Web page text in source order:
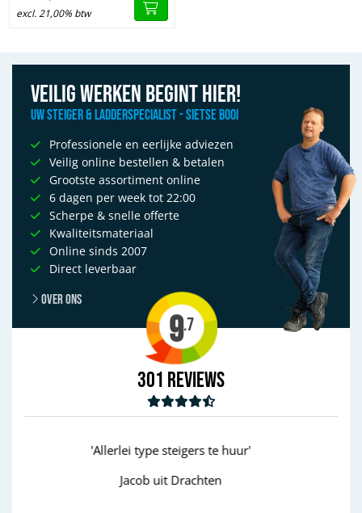
excl. 21,00% btw
Veilig werken begint hier!
Uw Steiger & Ladderspecialist - Sietse Booi
Professionele en eerlijke adviezen
Veilig online bestellen & betalen
Grootste assortiment online
6 dagen per week tot 22:00
Scherpe & snelle offerte
Kwaliteitsmateriaal
Online sinds 2007
Direct leverbaar
Over ons
9.7
301 Reviews
'goed'
Wim uit Aalten